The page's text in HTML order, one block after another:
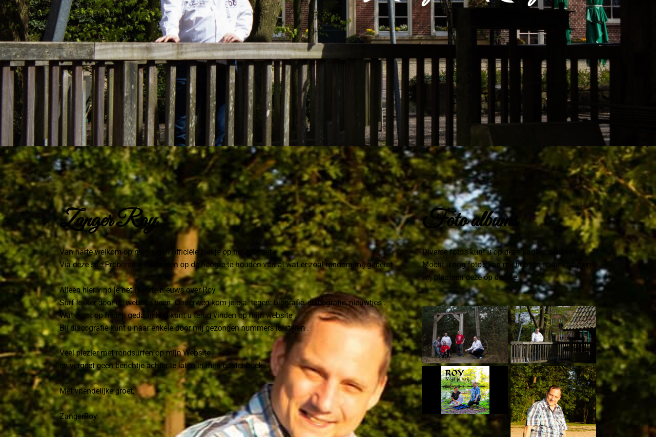
Zanger Roy
Van harte welkom op mijn eigen officiële plekje op het internet.
Via deze site Proberen we iedereen op de hoogte te houden van al wat er zoal rondom mij gebeurt .
Alleen hier vind je het laatste nieuws over Roy
Surf lekker door de website heen. Onderweg kom je o.a. tegen: biografie, discografie, nieuwtjes .
Wat ik tot op heden gedaan heb kunt u terug vinden op mijn website .
Bij discografie kunt u naar enkele door mij gezongen nummers luisteren .
Veel plezier met rondsurfen op mijn Website
en vergeet geen berichtje achter te laten in mijn gastenboek .
Met vriendelijke groet,
ZangerRoy
Foto albums
Diverse foto’s kunt u op deze pagina bekijken.
Mocht u nog foto’s van mij hebben stuur ze op en
wij plaatsen deze op de site.